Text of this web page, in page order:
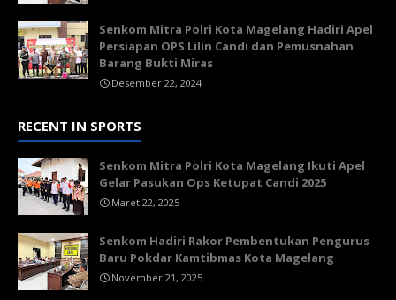
Senkom Mitra Polri Kota Magelang Hadiri Apel
Persiapan OPS Lilin Candi dan Pemusnahan
Barang Bukti Miras
Desember 22, 2024
RECENT IN SPORTS
Senkom Mitra Polri Kota Magelang Ikuti Apel
Gelar Pasukan Ops Ketupat Candi 2025
Maret 22, 2025
Senkom Hadiri Rakor Pembentukan Pengurus
Baru Pokdar Kamtibmas Kota Magelang
November 21, 2025